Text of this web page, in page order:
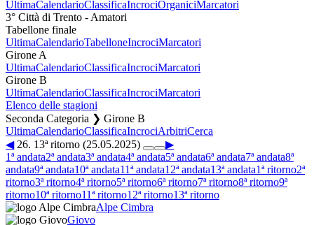
UltimaCalendarioClassificaIncrociOrganiciMarcatori
3° Città di Trento - Amatori
Tabellone finale
UltimaCalendarioTabelloneIncrociMarcatori
Girone A
UltimaCalendarioClassificaIncrociMarcatori
Girone B
UltimaCalendarioClassificaIncrociMarcatori
Elenco delle stagioni
Seconda Categoria ❯ Girone B
UltimaCalendarioClassificaIncrociArbitriCerca
◀26. 13ª ritorno (25.05.2025)
▶
1ª andata2ª andata3ª andata4ª andata5ª andata6ª andata7ª andata8ª
andata9ª andata10ª andata11ª andata12ª andata13ª andata1ª ritorno2ª
ritorno3ª ritorno4ª ritorno5ª ritorno6ª ritorno7ª ritorno8ª ritorno9ª
ritorno10ª ritorno11ª ritorno12ª ritorno13ª ritorno
Alpe Cimbra
Giovo